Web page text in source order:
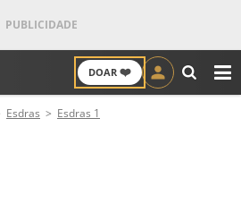
DOAR ❤️
Esdras Esdras 1